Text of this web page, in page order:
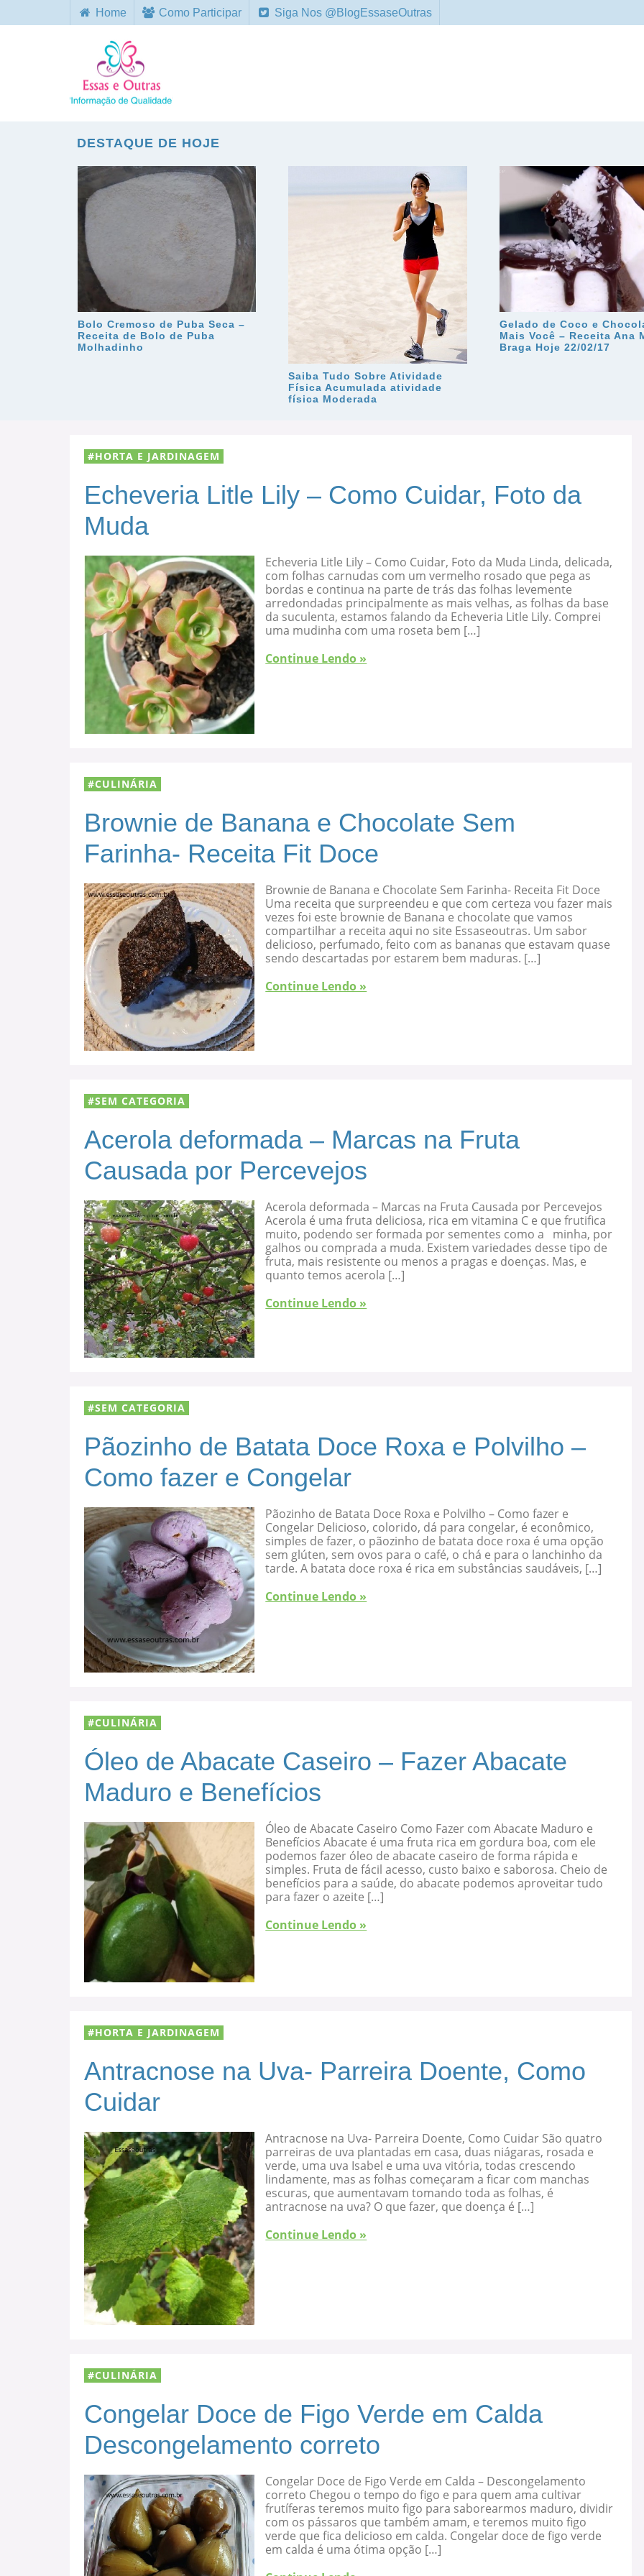
Home Como Participar Siga Nos @BlogEssaseOutras
DESTAQUE DE HOJE
Bolo Cremoso de Puba Seca –
Receita de Bolo de Puba
Molhadinho
Saiba Tudo Sobre Atividade
Física Acumulada atividade
física Moderada
Gelado de Coco e
Mais Você – Receita Ana
Braga Hoje 22/02/17
HORTA E JARDINAGEM
Echeveria Litle Lily – Como Cuidar, Foto da
Muda
Echeveria Litle Lily – Como Cuidar, Foto da Muda Linda, delicada,
com folhas carnudas com um vermelho rosado que pega as
bordas e continua na parte de trás das folhas levemente
arredondadas principalmente as mais velhas, as folhas da base
da suculenta, estamos falando da Echeveria Litle Lily. Comprei
uma mudinha com uma roseta bem […]
Continue Lendo »
CULINÁRIA
Brownie de Banana e Chocolate Sem
Farinha- Receita Fit Doce
Brownie de Banana e Chocolate Sem Farinha- Receita Fit Doce
Uma receita que surpreendeu e que com certeza vou fazer mais
vezes foi este brownie de Banana e chocolate que vamos
compartilhar a receita aqui no site Essaseoutras. Um sabor
delicioso, perfumado, feito com as bananas que estavam quase
sendo descartadas por estarem bem maduras. […]
Continue Lendo »
SEM CATEGORIA
Acerola deformada – Marcas na Fruta
Causada por Percevejos
Acerola deformada – Marcas na Fruta Causada por Percevejos
Acerola é uma fruta deliciosa, rica em vitamina C e que frutifica
muito, podendo ser formada por sementes como a minha, por
galhos ou comprada a muda. Existem variedades desse tipo de
fruta, mais resistente ou menos a pragas e doenças. Mas, e
quanto temos acerola […]
Continue Lendo »
SEM CATEGORIA
Pãozinho de Batata Doce Roxa e Polvilho –
Como fazer e Congelar
Pãozinho de Batata Doce Roxa e Polvilho – Como fazer e
Congelar Delicioso, colorido, dá para congelar, é econômico,
simples de fazer, o pãozinho de batata doce roxa é uma opção
sem glúten, sem ovos para o café, o chá e para o lanchinho da
tarde. A batata doce roxa é rica em substâncias saudáveis, […]
Continue Lendo »
CULINÁRIA
Óleo de Abacate Caseiro – Fazer Abacate
Maduro e Benefícios
Óleo de Abacate Caseiro Como Fazer com Abacate Maduro e
Benefícios Abacate é uma fruta rica em gordura boa, com ele
podemos fazer óleo de abacate caseiro de forma rápida e
simples. Fruta de fácil acesso, custo baixo e saborosa. Cheio de
benefícios para a saúde, do abacate podemos aproveitar tudo
para fazer o azeite […]
Continue Lendo »
HORTA E JARDINAGEM
Antracnose na Uva- Parreira Doente, Como
Cuidar
Antracnose na Uva- Parreira Doente, Como Cuidar São quatro
parreiras de uva plantadas em casa, duas niágaras, rosada e
verde, uma uva Isabel e uma uva vitória, todas crescendo
lindamente, mas as folhas começaram a ficar com manchas
escuras, que aumentavam tomando toda as folhas, é
antracnose na uva? O que fazer, que doença é […]
Continue Lendo »
CULINÁRIA
Congelar Doce de Figo Verde em Calda
Descongelamento correto
Congelar Doce de Figo Verde em Calda – Descongelamento
correto Chegou o tempo do figo e para quem ama cultivar
frutíferas teremos muito figo para saborearmos maduro, dividir
com os pássaros que também amam, e teremos muito figo
verde que fica delicioso em calda. Congelar doce de figo verde
em calda é uma ótima opção […]